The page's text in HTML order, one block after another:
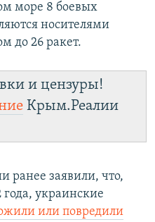
море 8 боевых
носителями
до 26 ракет.
и цензуры!
Крым.Реалии
ранее заявили, что,
украинские
или повредили